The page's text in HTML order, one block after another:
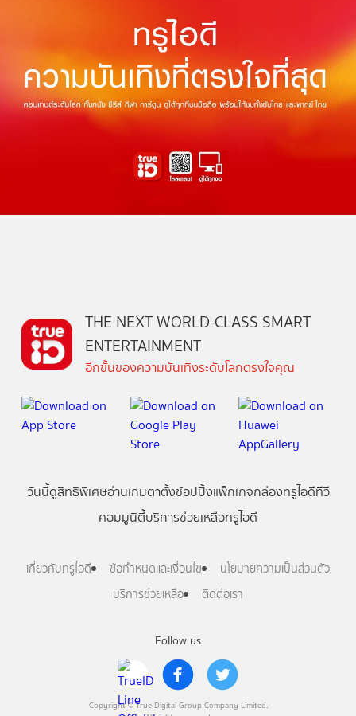
Follow us
Copyright © True Digital Group Company Limited.
THE NEXT WORLD-CLASS SMART
ENTERTAINMENT
อีกขั้นของความบันเทิงระดับโลกตรงใจคุณ
วันนี้ดูสิทธิพิเศษอ่านเกมตาตั้งช้อปปิ้งแพ็กเกจกล่องทรูไอดีทีวี
คอมมูนิตี้บริการช่วยเหลือทรูไอดี
เกี่ยวกับทรูไอดี ข้อกำหนดและเงื่อนไข
นโยบายความเป็นส่วนตัว
บริการช่วยเหลือ
ติดต่อเรา